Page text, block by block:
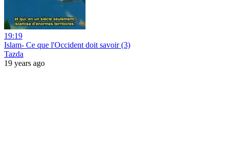
19:19
Islam- Ce que l'Occident doit savoir (3)
Tazda
19 years ago